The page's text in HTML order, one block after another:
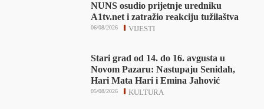
NUNS osudio prijetnje uredniku
A1tv.net i zatražio reakciju tužilaštva
VIJESTI
06/08/2026
Stari grad od 14. do 16. avgusta u
Novom Pazaru: Nastupaju Senidah,
Hari Mata Hari i Emina Jahović
KULTURA
05/08/2026